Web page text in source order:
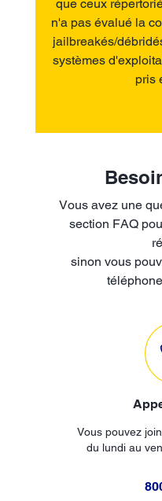
que ceux
n'a pas évalué la
jailbreakés/
systèmes
pris
Vous avez une
section FAQ
sinon vous
Vous pouvez
du lundi au